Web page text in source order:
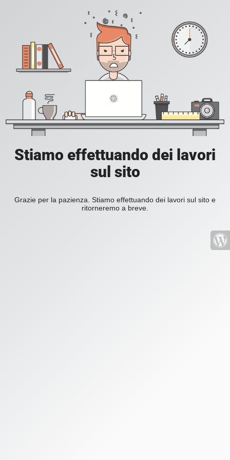
Stiamo effettuando dei lavori
sul sito
Grazie per la pazienza. Stiamo effettuando dei lavori sul sito e
ritorneremo a breve.